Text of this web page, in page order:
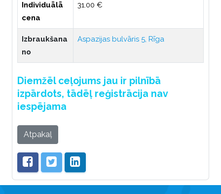
Individuālā
cena
31.00 €
Izbraukšana
no
Aspazijas bulvāris 5, Rīga
Diemžēl ceļojums jau ir pilnībā
izpārdots, tādēļ reģistrācija nav
iespējama
Atpakaļ